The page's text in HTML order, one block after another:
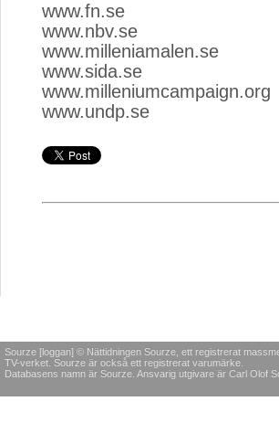
www.fn.se
www.nbv.se
www.milleniamalen.se
www.sida.se
www.milleniumcampaign.org
www.undp.se
Sourze [loggan] © Nättidningen Sourze, ett registrerat
TV-verket. Sourze är också ett registrerat varumärke.
Databasens namn är Sourze. Ansvarig utgivare är Carl Olof